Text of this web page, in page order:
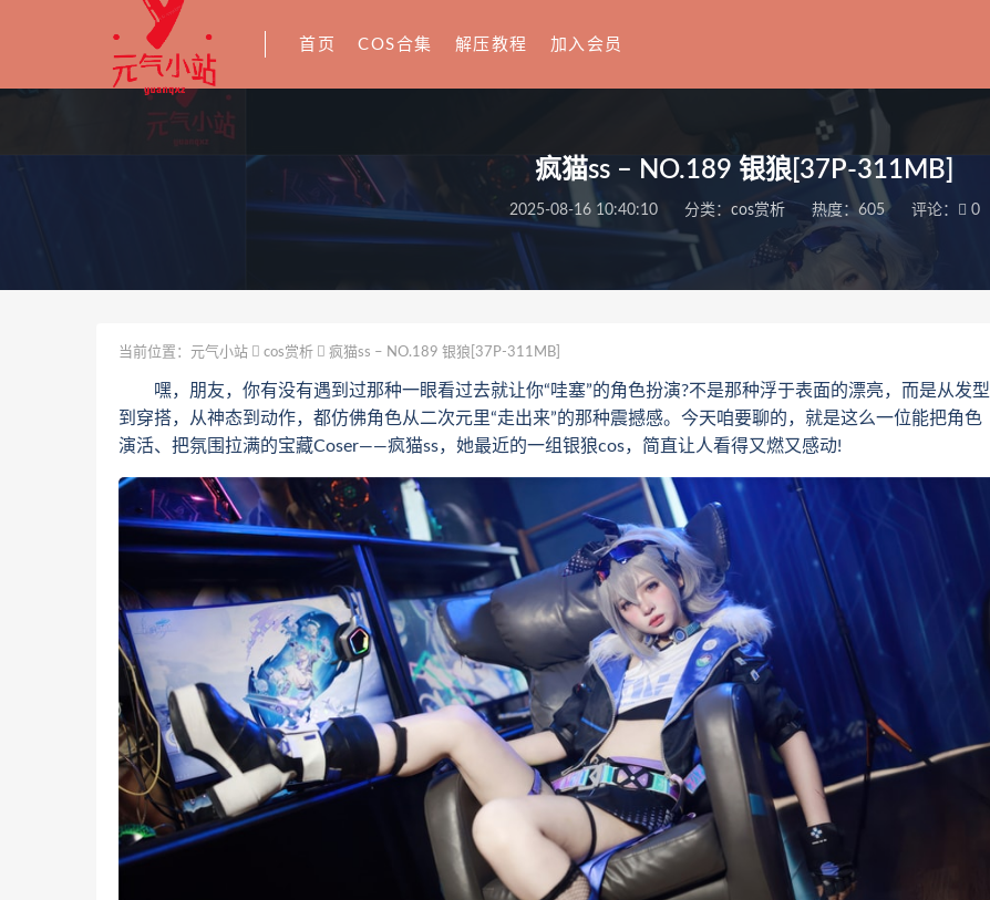
首页 COS合集 解压教程 加入会员
疯猫ss – NO.189 银狼[37P-311MB]
2025-08-16 10:40:10 分类： cos赏析 热度：605 评论： 0
当前位置： 元气小站 cos赏析 疯猫ss – NO.189 银狼[37P-311MB]
嘿，朋友，你有没有遇到过那种一眼看过去就让你“哇塞”的角色扮演?不是那种浮于表面的漂亮，而是从发型
到穿搭，从神态到动作，都仿佛角色从二次元里“走出来”的那种震撼感。今天咱要聊的，就是这么一位能把角色
演活、把氛围拉满的宝藏Coser——疯猫ss，她最近的一组银狼cos，简直让人看得又燃又感动!